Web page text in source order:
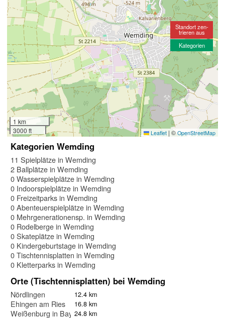
1 km
3000 ft
Leaflet | ©OpenStreetMap
Standort zen-
trieren aus
Kategorien
Kategorien Wemding
11 Spielplätze in Wemding
2 Ballplätze in Wemding
0 Wasserspielplätze in Wemding
0 Indoorspielplätze in Wemding
0 Freizeitparks in Wemding
0 Abenteuerspielplätze in Wemding
0 Mehrgenerationensp. in Wemding
0 Rodelberge in Wemding
0 Skateplätze in Wemding
0 Kindergeburtstage in Wemding
0 Tischtennisplatten in Wemding
0 Kletterparks in Wemding
Orte (Tischtennisplatten) bei Wemding
Nördlingen 12.4 km
Ehingen am Ries 16.8 km
Weißenburg in Bayern24.8 km